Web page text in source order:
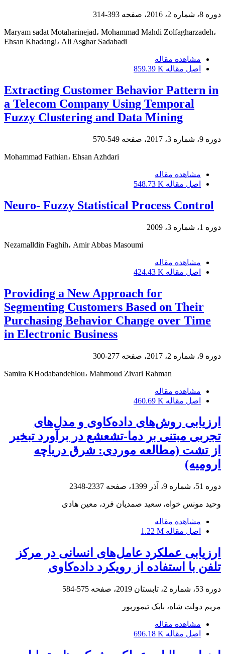
دوره 8، شماره 2، 2016، صفحه 393-314
Maryam sadat Motaharinejad، Mohammad Mahdi Zolfagharzadeh،
Ehsan Khadangi، Ali Asghar Sadabadi
مشاهده مقاله
اصل مقاله 859.39 K
Extracting Customer Behavior Pattern in
a Telecom Company Using Temporal
Fuzzy Clustering and Data Mining
دوره 9، شماره 3، 2017، صفحه 549-570
Mohammad Fathian، Ehsan Azhdari
مشاهده مقاله
اصل مقاله 548.73 K
Neuro- Fuzzy Statistical Process Control
دوره 1، شماره 3، 2009
Nezamalldin Faghih، Amir Abbas Masoumi
مشاهده مقاله
اصل مقاله 424.43 K
Providing a New Approach for
Segmenting Customers Based on Their
Purchasing Behavior Change over Time
in Electronic Business
دوره 9، شماره 2، 2017، صفحه 277-300
Samira KHodabandehlou، Mahmoud Zivari Rahman
مشاهده مقاله
اصل مقاله 460.69 K
ارزیابی روش‌های داده‌کاوی و مدل‌های
تجربی مبتنی بر دما-تشعشع در برآورد تبخیر
از تشت (مطالعه موردی: شرق دریاچه
ارومیه)
دوره 51، شماره 9، آذر 1399، صفحه 2337-2348
وحید مونس خواه، سعید صمدیان فرد، معین هادی
مشاهده مقاله
اصل مقاله 1.22 M
ارزیابی عملکرد عامل‌های انسانی در مرکز
تلفن با استفاده از رویکرد داده‌کاوی
دوره 53، شماره 2، تابستان 2019، صفحه 575-584
مریم دولت شاه، بابک تیمورپور
مشاهده مقاله
اصل مقاله 696.18 K